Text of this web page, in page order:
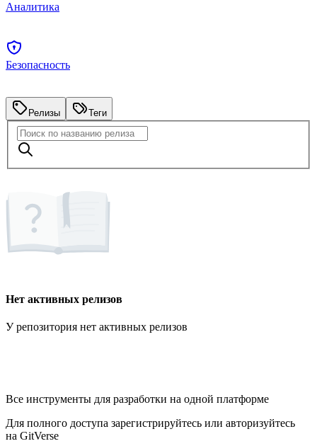
Аналитика
Безопасность
Релизы Теги
Нет активных релизов
У репозитория нет активных релизов
Все инструменты для разработки на одной платформе
Для полного доступа зарегистрируйтесь или авторизуйтесь
на GitVerse